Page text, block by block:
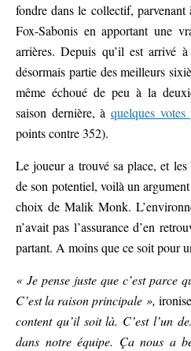
fondre dans le collectif,
Fox-Sabonis en apportant une
arrières. Depuis qu’il est arrivé
désormais partie des meilleurs
même échoué de peu à la
saison dernière, à quelques
points contre 352).
Le joueur a trouvé sa place, et
de son potentiel, voilà un
choix de Malik Monk.
n’avait pas l’assurance d’en
partant. A moins que ce soit pour
« Je pense juste que c’est parce
C’est la raison principale »,
content qu’il soit là. C’est l’un
dans notre équipe. Ça nous a